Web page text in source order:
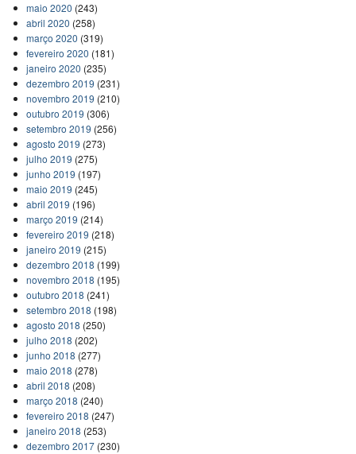
maio 2020 (243)
abril 2020 (258)
março 2020 (319)
fevereiro 2020 (181)
janeiro 2020 (235)
dezembro 2019 (231)
novembro 2019 (210)
outubro 2019 (306)
setembro 2019 (256)
agosto 2019 (273)
julho 2019 (275)
junho 2019 (197)
maio 2019 (245)
abril 2019 (196)
março 2019 (214)
fevereiro 2019 (218)
janeiro 2019 (215)
dezembro 2018 (199)
novembro 2018 (195)
outubro 2018 (241)
setembro 2018 (198)
agosto 2018 (250)
julho 2018 (202)
junho 2018 (277)
maio 2018 (278)
abril 2018 (208)
março 2018 (240)
fevereiro 2018 (247)
janeiro 2018 (253)
dezembro 2017(230)